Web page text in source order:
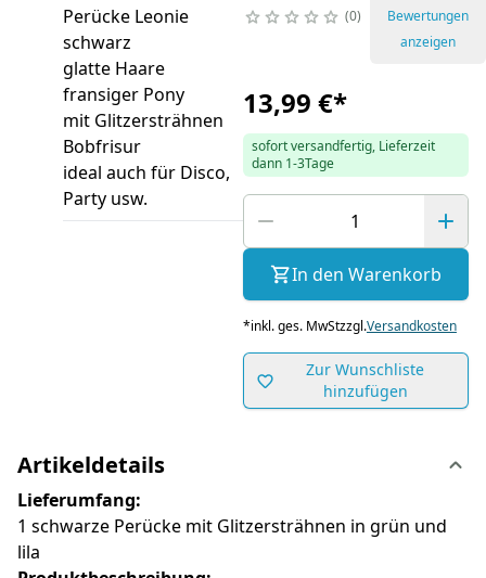
Perücke Leonie
schwarz
glatte Haare
fransiger Pony
mit Glitzersträhnen
Bobfrisur
ideal auch für Disco,
Party usw.
0
Bewertungen
anzeigen
13,99 €*
sofort versandfertig, Lieferzeit
dann 1-3Tage
In den Warenkorb
*inkl. ges. MwStzzgl.Versandkosten
Zur Wunschliste
hinzufügen
Artikeldetails
Lieferumfang:
1 schwarze Perücke mit Glitzersträhnen in grün und
lila